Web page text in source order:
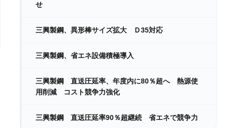
せ
三興製鋼、異形棒サイズ拡大 Ｄ35対応
三興製鋼、省エネ設備積極導入
三興製鋼 直送圧延率、年度内に80％超へ 熱源使
用削減 コスト競争力強化
三興製鋼 直送圧延率90％超継続 省エネで競争力